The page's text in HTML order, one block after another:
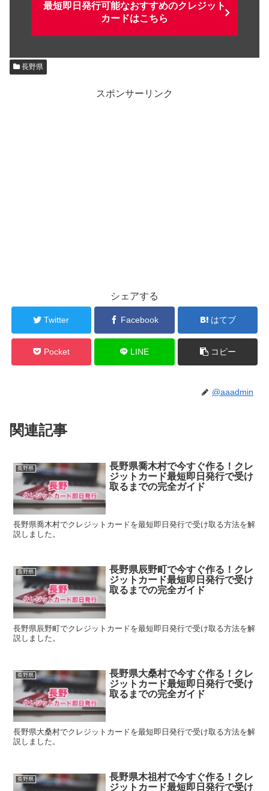
最短即日発行可能なおすすめのクレジット
カードはこちら
長野県
スポンサーリンク
シェアする
Twitter Facebook はてブ
Pocket LINE コピー
@aaadmin
関連記事
長野県
長野県喬木村で今すぐ作る！クレ
ジットカード最短即日発行で受け
取るまでの完全ガイド
長野県喬木村でクレジットカードを最短即日発行で受け取る方法を解
説しました。
長野県
長野県辰野町で今すぐ作る！クレ
ジットカード最短即日発行で受け
取るまでの完全ガイド
長野県辰野町でクレジットカードを最短即日発行で受け取る方法を解
説しました。
長野県
長野県大桑村で今すぐ作る！クレ
ジットカード最短即日発行で受け
取るまでの完全ガイド
長野県大桑村でクレジットカードを最短即日発行で受け取る方法を解
説しました。
長野県
長野県木祖村で今すぐ作る！クレ
ジットカード最短即日発行で受け